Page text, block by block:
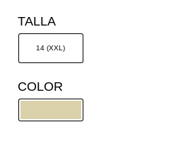
TALLA
14 (XXL)
COLOR